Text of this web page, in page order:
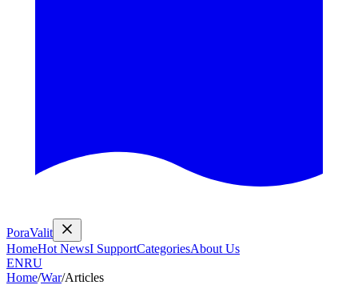
PoraValit
HomeHot NewsI SupportCategoriesAbout Us
ENRU
Home/War/Articles